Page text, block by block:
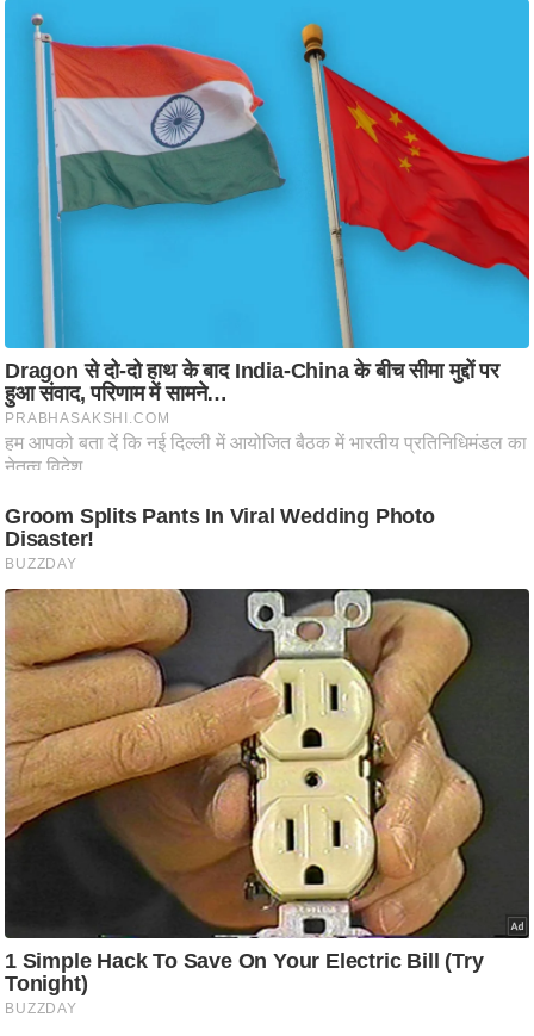
स्थ
ल
फि
ट
ने
मं
त्रा
रि
न
शि
प
रा
नी
ति
वि
श्ले
ष
स
म
सा
म
तृ
भू
मि